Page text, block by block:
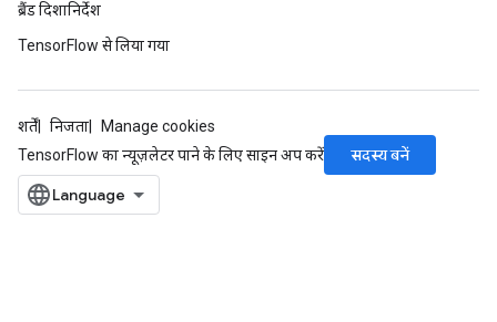
ब्रैंड दिशानिर्देश
TensorFlow से लिया गया
शर्तें निजता
Manage cookies
TensorFlow का न्यूज़लेटर पाने के लिए साइन अप करें
सदस्य बनें